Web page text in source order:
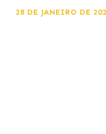
28 DE JANEIRO DE